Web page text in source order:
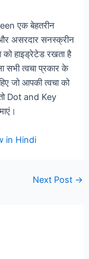
एक बेहतरीन
असरदार सनस्क्रीन
को हाइड्रेटेड रखता है
सभी त्वचा प्रकार के
जो आपकी त्वचा को
Dot and Key
in Hindi
Next Post →